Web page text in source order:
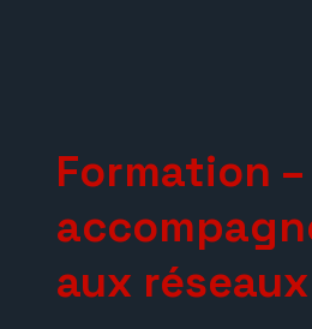
Formation
aux